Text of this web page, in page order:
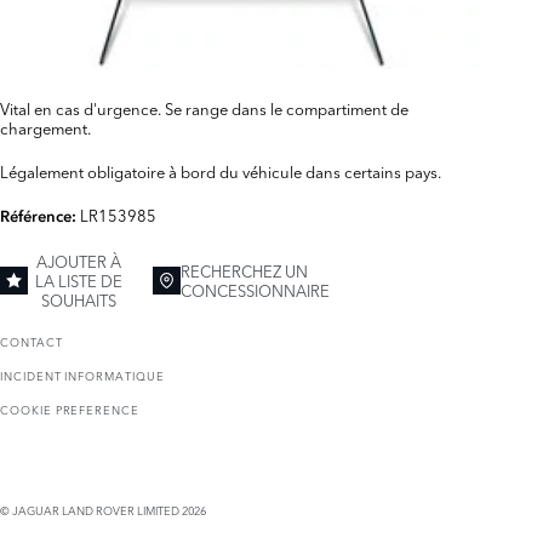
Vital en cas d'urgence. Se range dans le compartiment de
chargement.
Légalement obligatoire à bord du véhicule dans certains pays.
Référence: LR153985
AJOUTER À
LA LISTE DE
SOUHAITS
RECHERCHEZ UN
CONCESSIONNAIRE
CONTACT
INCIDENT INFORMATIQUE
COOKIE PREFERENCE
© JAGUAR LAND ROVER LIMITED 2026